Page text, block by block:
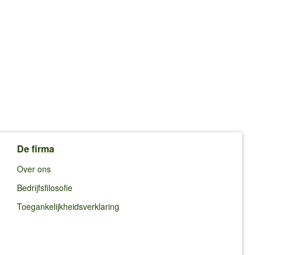
De firma
Over ons
Bedrijfsfilosofie
Toegankelijkheidsverklaring